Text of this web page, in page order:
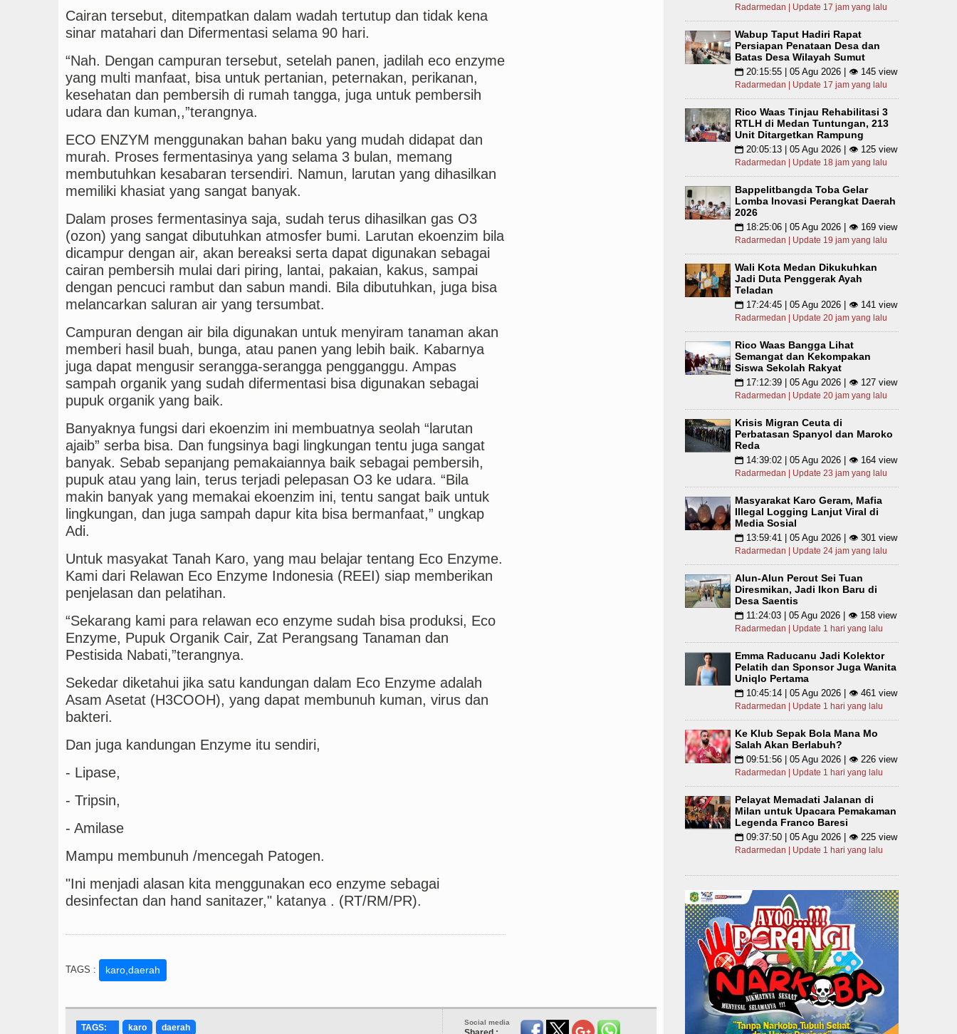
Cairan tersebut, ditempatkan dalam wadah tertutup dan tidak kena
sinar matahari dan Difermentasi selama 90 hari.
“Nah. Dengan campuran tersebut, setelah panen, jadilah eco enzyme
yang multi manfaat, bisa untuk pertanian, peternakan, perikanan,
kesehatan dan pembersih di rumah tangga, juga untuk pembersih
udara dan kuman,,”terangnya.
ECO ENZYM menggunakan bahan baku yang mudah didapat dan
murah. Proses fermentasinya yang selama 3 bulan, memang
membutuhkan kesabaran tersendiri. Namun, larutan yang dihasilkan
memiliki khasiat yang sangat banyak.
Dalam proses fermentasinya saja, sudah terus dihasilkan gas O3
(ozon) yang sangat dibutuhkan atmosfer bumi. Larutan ekoenzim bila
dicampur dengan air, akan bereaksi serta dapat digunakan sebagai
cairan pembersih mulai dari piring, lantai, pakaian, kakus, sampai
dengan pencuci rambut dan sabun mandi. Bila dibutuhkan, juga bisa
melancarkan saluran air yang tersumbat.
Campuran dengan air bila digunakan untuk menyiram tanaman akan
memberi hasil buah, bunga, atau panen yang lebih baik. Kabarnya
juga dapat mengusir serangga-serangga pengganggu. Ampas
sampah organik yang sudah difermentasi bisa digunakan sebagai
pupuk organik yang baik.
Banyaknya fungsi dari ekoenzim ini membuatnya seolah “larutan
ajaib” serba bisa. Dan fungsinya bagi lingkungan tentu juga sangat
banyak. Sebab sepanjang pemakaiannya baik sebagai pembersih,
pupuk atau yang lain, terus terjadi pelepasan O3 ke udara. “Bila
makin banyak yang memakai ekoenzim ini, tentu sangat baik untuk
lingkungan, dan juga sampah dapur kita bisa bermanfaat,” ungkap
Adi.
Untuk masyakat Tanah Karo, yang mau belajar tentang Eco Enzyme.
Kami dari Relawan Eco Enzyme Indonesia (REEI) siap memberikan
penjelasan dan pelatihan.
“Sekarang kami para relawan eco enzyme sudah bisa produksi, Eco
Enzyme, Pupuk Organik Cair, Zat Perangsang Tanaman dan
Pestisida Nabati,”terangnya.
Sekedar diketahui jika satu kandungan dalam Eco Enzyme adalah
Asam Asetat (H3COOH), yang dapat membunuh kuman, virus dan
bakteri.
Dan juga kandungan Enzyme itu sendiri,
- Lipase,
- Tripsin,
- Amilase
Mampu membunuh /mencegah Patogen.
"Ini menjadi alasan kita menggunakan eco enzyme sebagai
desinfectan dan hand sanitazer," katanya . (RT/RM/PR).
TAGS : karo,daerah
Social media
TAGS: karo daerah
Radarmedan | Update 17 jam yang lalu
Wabup Taput Hadiri Rapat
Persiapan Penataan Desa dan
Batas Desa Wilayah Sumut
📅 20:15:55 | 05 Agu 2026 | 👁 145 view
Radarmedan | Update 17 jam yang lalu
Rico Waas Tinjau Rehabilitasi 3
RTLH di Medan Tuntungan, 213
Unit Ditargetkan Rampung
📅 20:05:13 | 05 Agu 2026 | 👁 125 view
Radarmedan | Update 18 jam yang lalu
Bappelitbangda Toba Gelar
Lomba Inovasi Perangkat Daerah
2026
📅 18:25:06 | 05 Agu 2026 | 👁 169 view
Radarmedan | Update 19 jam yang lalu
Wali Kota Medan Dikukuhkan
Jadi Duta Penggerak Ayah
Teladan
📅 17:24:45 | 05 Agu 2026 | 👁 141 view
Radarmedan | Update 20 jam yang lalu
Rico Waas Bangga Lihat
Semangat dan Kekompakan
Siswa Sekolah Rakyat
📅 17:12:39 | 05 Agu 2026 | 👁 127 view
Radarmedan | Update 20 jam yang lalu
Krisis Migran Ceuta di
Perbatasan Spanyol dan Maroko
Reda
📅 14:39:02 | 05 Agu 2026 | 👁 164 view
Radarmedan | Update 23 jam yang lalu
Masyarakat Karo Geram, Mafia
Illegal Logging Lanjut Viral di
Media Sosial
📅 13:59:41 | 05 Agu 2026 | 👁 301 view
Radarmedan | Update 24 jam yang lalu
Alun-Alun Percut Sei Tuan
Diresmikan, Jadi Ikon Baru di
Desa Saentis
📅 11:24:03 | 05 Agu 2026 | 👁 158 view
Radarmedan | Update 1 hari yang lalu
Emma Raducanu Jadi Kolektor
Pelatih dan Sponsor Juga Wanita
Uniqlo Pertama
📅 10:45:14 | 05 Agu 2026 | 👁 461 view
Radarmedan | Update 1 hari yang lalu
Ke Klub Sepak Bola Mana Mo
Salah Akan Berlabuh?
📅 09:51:56 | 05 Agu 2026 | 👁 226 view
Radarmedan | Update 1 hari yang lalu
Pelayat Memadati Jalanan di
Milan untuk Upacara Pemakaman
Legenda Franco Baresi
📅 09:37:50 | 05 Agu 2026 | 👁 225 view
Radarmedan | Update 1 hari yang lalu